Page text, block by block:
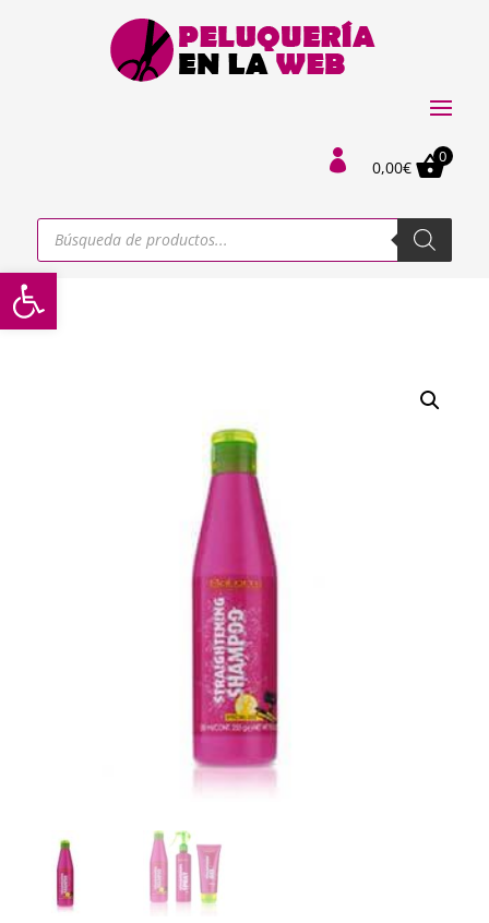
Abrir barra de herramientas
 0,00€
0
Búsqueda
productos